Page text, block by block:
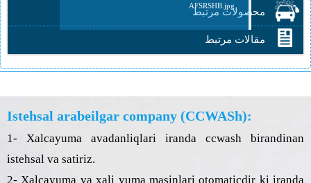
AFSRSHB.jpg
محصولات مرتبط
مقالات مرتبط
Istehsal arabeilgar company (CCWASh):
1- Xalcayuma avadanliqlari iranda ccwash birandinan
istehsal va satiriz.
2- Xalcayuma va xali yuma masinlari otomaticdir ki iranda